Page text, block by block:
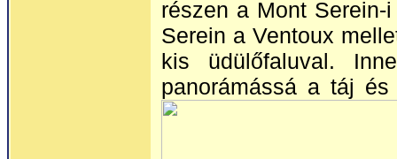
részen a Mont
Serein a Ventoux
kis üdülőfaluval.
panorámássá a táj